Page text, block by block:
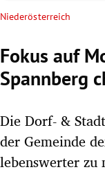
Untermenü
Untermenü
Untermenü
Untermenü
Untermenü
Niederösterreich
Fokus auf
Spannberg
Die Dorf- &
der Gemeinde
lebenswerter zu